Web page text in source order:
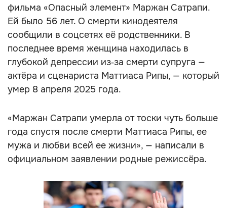
фильма «Опасный элемент» Маржан Сатрапи.
Ей было 56 лет. О смерти кинодеятеля
сообщили в соцсетях её родственники. В
последнее время женщина находилась в
глубокой депрессии из‑за смерти супруга —
актёра и сценариста Маттиаса Рипы, — который
умер 8 апреля 2025 года.
«Маржан Сатрапи умерла от тоски чуть больше
года спустя после смерти Маттиаса Рипы, ее
мужа и любви всей ее жизни», — написали в
официальном заявлении родные режиссёра.